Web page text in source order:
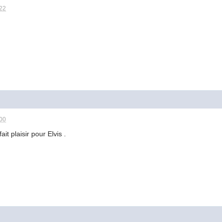
plaisir pour Elvis .